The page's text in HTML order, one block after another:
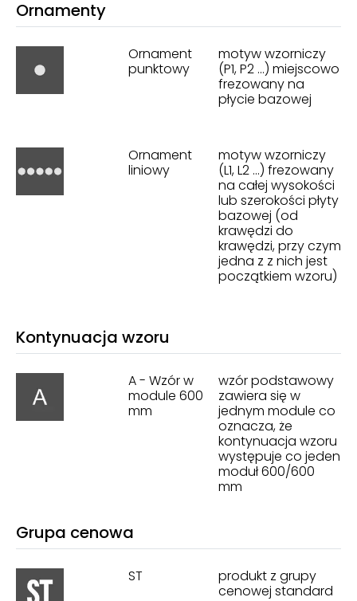
Ornamenty
Ornament
punktowy
motyw wzorniczy
(P1, P2 ...) miejscowo
frezowany na
płycie bazowej
Ornament
liniowy
motyw wzorniczy
(L1, L2 ...) frezowany
na całej wysokości
lub szerokości płyty
bazowej (od
krawędzi do
krawędzi, przy czym
jedna z z nich jest
początkiem wzoru)
Kontynuacja wzoru
A - Wzór w
module 600
mm
wzór podstawowy
zawiera się w
jednym module co
oznacza, że
kontynuacja wzoru
występuje co jeden
moduł 600/600
mm
Grupa cenowa
ST
produkt z grupy
cenowej standard